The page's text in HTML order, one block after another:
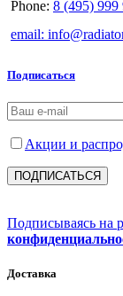
Phone: 8 (495) 999
email:
Подписаться
Акции и
Подписываясь на
Доставка